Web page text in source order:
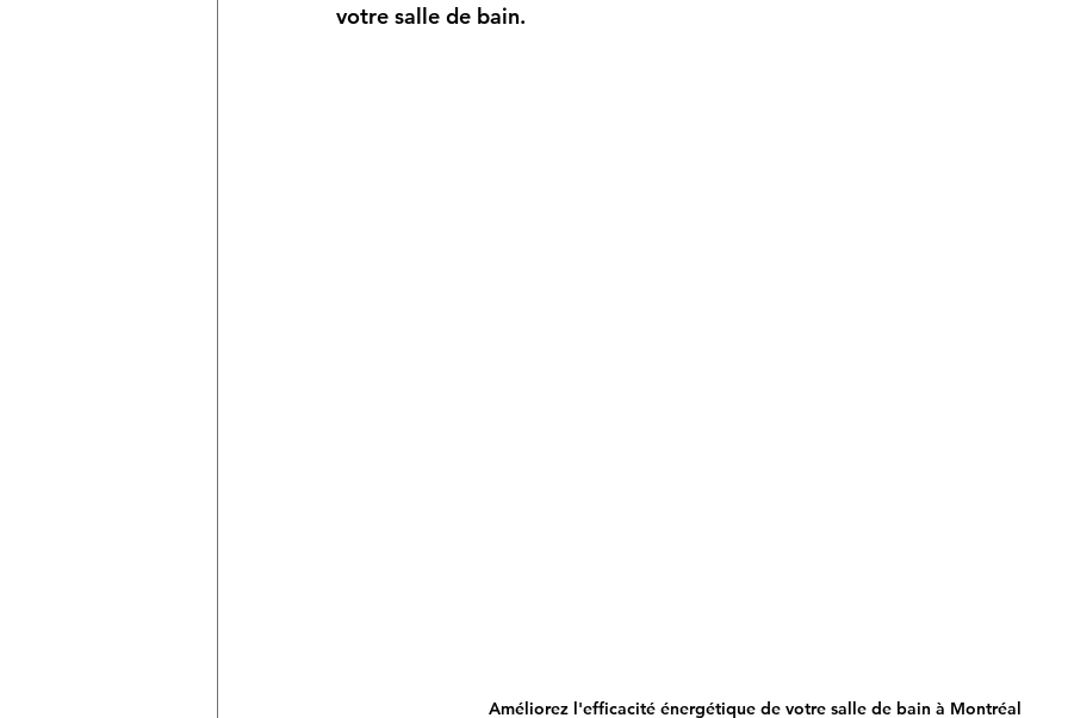
votre salle de bain.
Améliorez l'efficacité énergétique de votre salle de bain à Montréal